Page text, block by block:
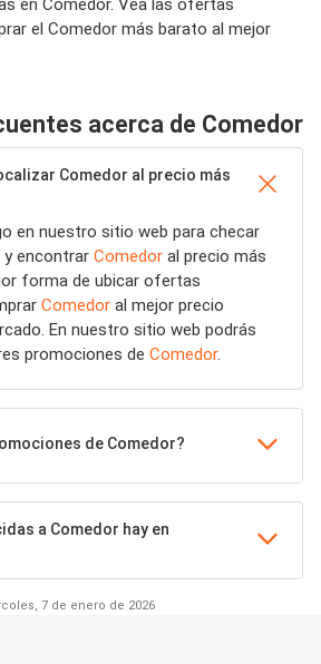
el Comedor más barato al mejor
acerca de Comedor
Comedor al precio más
en nuestro sitio web para checar
encontrar Comedor al precio más
forma de ubicar ofertas
Comedor al mejor precio
En nuestro sitio web podrás
promociones de Comedor.
de Comedor?
a Comedor hay en
7 de enero de 2026